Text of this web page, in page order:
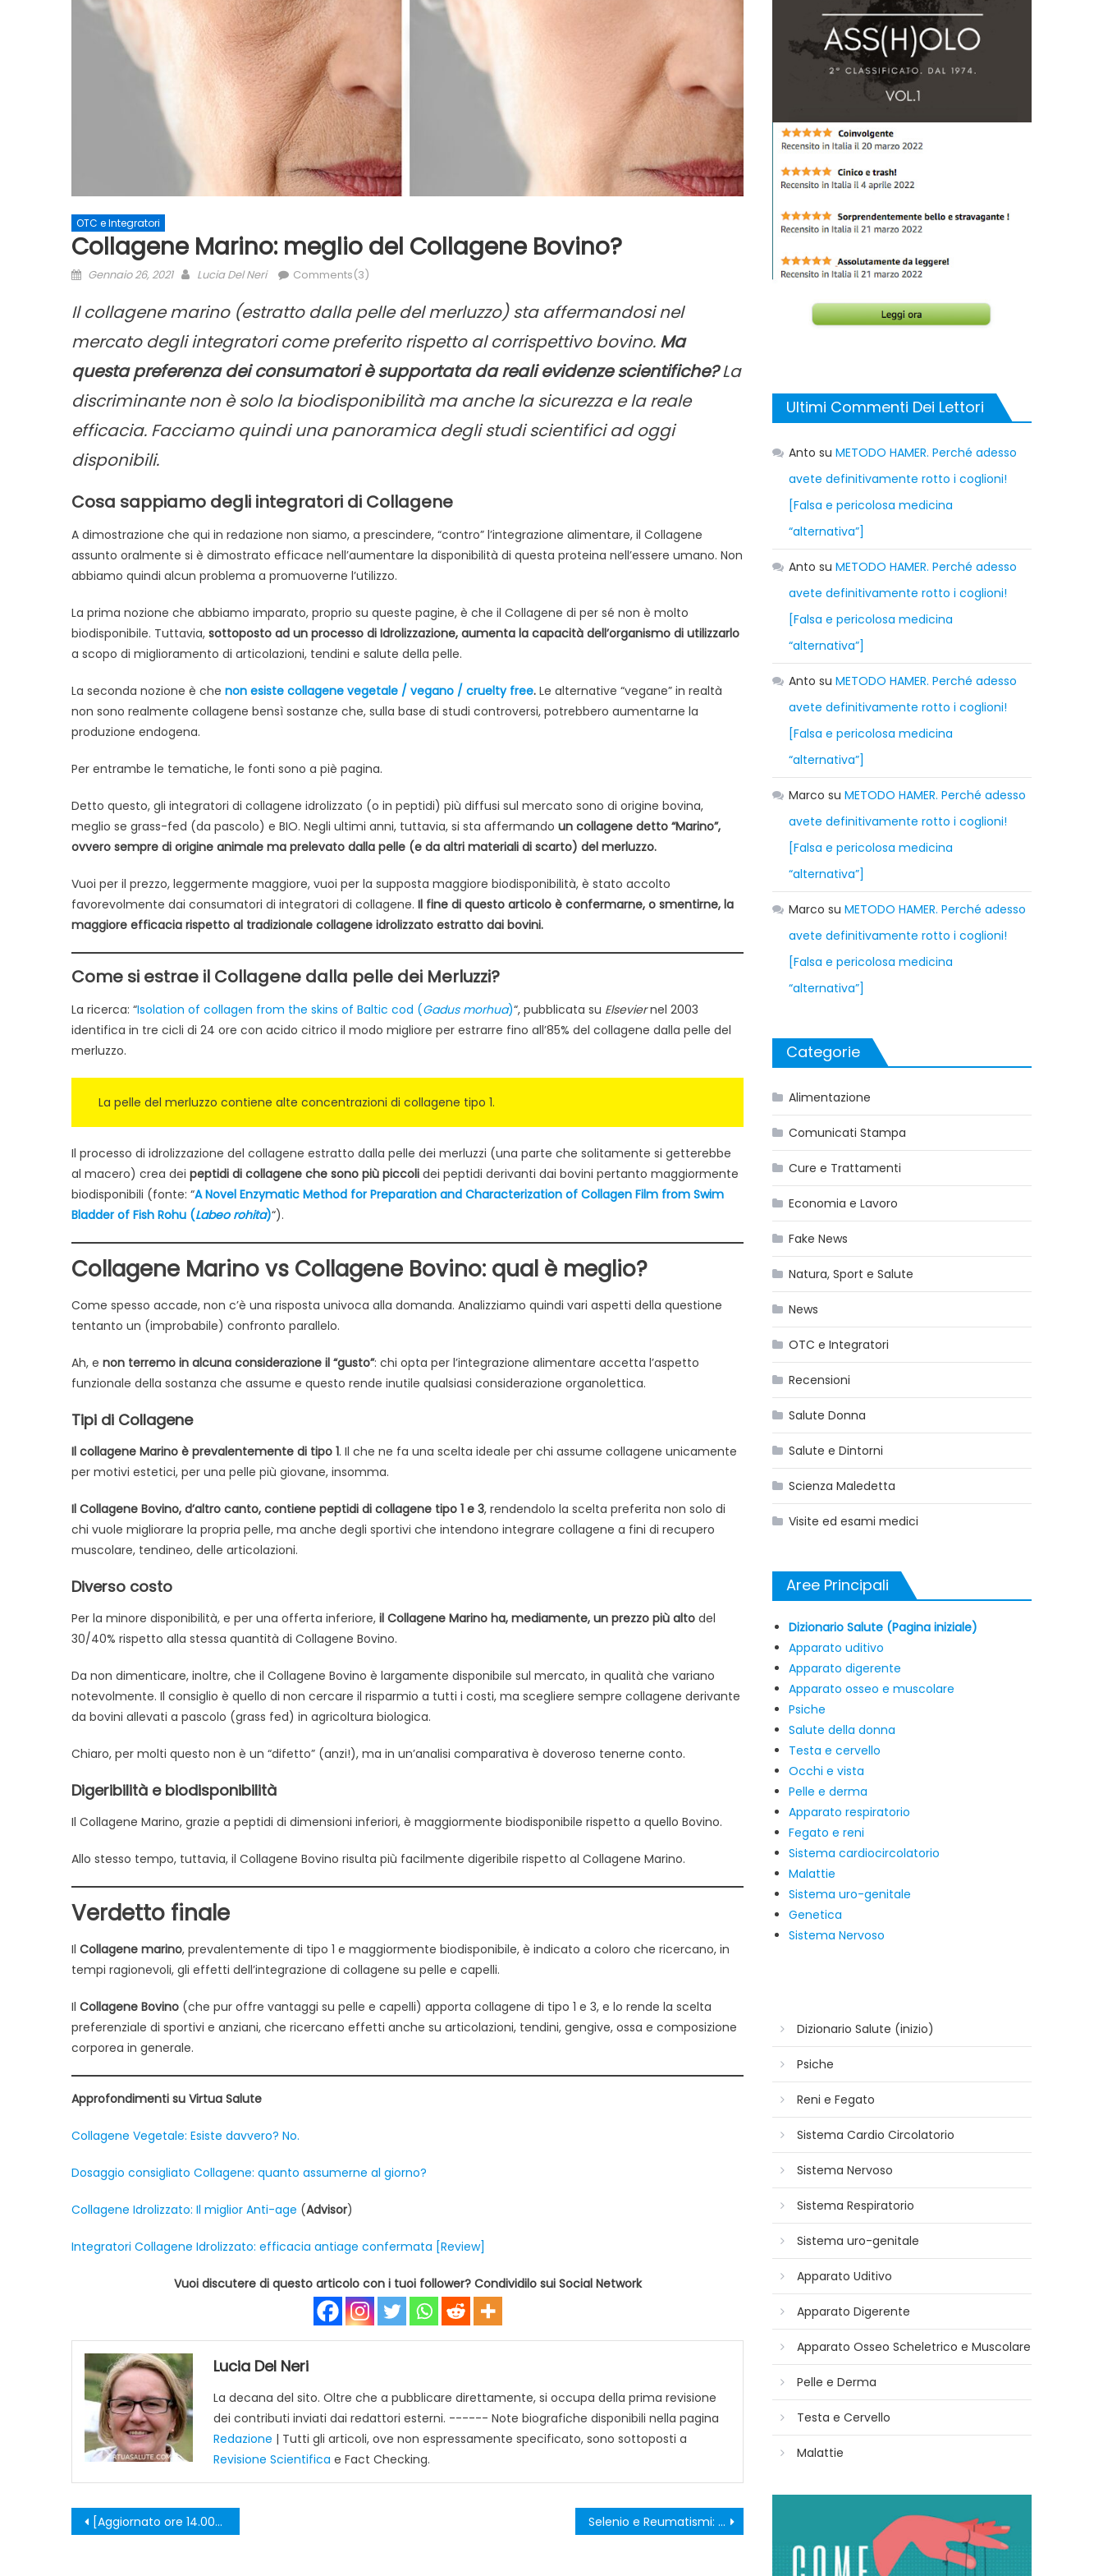
OTC e Integratori
Collagene Marino: meglio del Collagene Bovino?
Posted
Gennaio 26, 2021 Author
Lucia Del Neri Comments(3)
Il collagene marino (estratto dalla pelle del merluzzo) sta affermandosi nel
mercato degli integratori come preferito rispetto al corrispettivo bovino. Ma
questa preferenza dei consumatori è supportata da reali evidenze scientifiche?La
discriminante non è solo la biodisponibilità ma anche la sicurezza e la reale
efficacia. Facciamo quindi una panoramica degli studi scientifici ad oggi
disponibili.
Cosa sappiamo degli integratori di Collagene
A dimostrazione che qui in redazione non siamo, a prescindere, “contro” l’integrazione alimentare, il Collagene
assunto oralmente si è dimostrato efficace nell’aumentare la disponibilità di questa proteina nell’essere umano. Non
abbiamo quindi alcun problema a promuoverne l’utilizzo.
La prima nozione che abbiamo imparato, proprio su queste pagine, è che il Collagene di per sé non è molto
biodisponibile. Tuttavia, sottoposto ad un processo di Idrolizzazione, aumenta la capacità dell’organismo di utilizzarlo
a scopo di miglioramento di articolazioni, tendini e salute della pelle.
La seconda nozione è che non esiste collagene vegetale / vegano / cruelty free. Le alternative “vegane” in realtà
non sono realmente collagene bensì sostanze che, sulla base di studi controversi, potrebbero aumentarne la
produzione endogena.
Per entrambe le tematiche, le fonti sono a piè pagina.
Detto questo, gli integratori di collagene idrolizzato (o in peptidi) più diffusi sul mercato sono di origine bovina,
meglio se grass-fed (da pascolo) e BIO. Negli ultimi anni, tuttavia, si sta affermando un collagene detto “Marino”,
ovvero sempre di origine animale ma prelevato dalla pelle (e da altri materiali di scarto) del merluzzo.
Vuoi per il prezzo, leggermente maggiore, vuoi per la supposta maggiore biodisponibilità, è stato accolto
favorevolmente dai consumatori di integratori di collagene. Il fine di questo articolo è confermarne, o smentirne, la
maggiore efficacia rispetto al tradizionale collagene idrolizzato estratto dai bovini.
Come si estrae il Collagene dalla pelle dei Merluzzi?
La ricerca: “Isolation of collagen from the skins of Baltic cod (Gadus morhua)“, pubblicata su Elseviernel 2003
identifica in tre cicli di 24 ore con acido citrico il modo migliore per estrarre fino all’85% del collagene dalla pelle del
merluzzo.
La pelle del merluzzo contiene alte concentrazioni di collagene tipo 1.
Il processo di idrolizzazione del collagene estratto dalla pelle dei merluzzi (una parte che solitamente si getterebbe
al macero) crea dei peptidi di collagene che sono più piccoli dei peptidi derivanti dai bovini pertanto maggiormente
biodisponibili (fonte: “A Novel Enzymatic Method for Preparation and Characterization of Collagen Film from Swim
Bladder of Fish Rohu (Labeo rohita)“).
Collagene Marino vs Collagene Bovino: qual è meglio?
Come spesso accade, non c’è una risposta univoca alla domanda. Analizziamo quindi vari aspetti della questione
tentanto un (improbabile) confronto parallelo.
Ah, e non terremo in alcuna considerazione il “gusto”: chi opta per l’integrazione alimentare accetta l’aspetto
funzionale della sostanza che assume e questo rende inutile qualsiasi considerazione organolettica.
Tipi di Collagene
Il collagene Marino è prevalentemente di tipo 1. Il che ne fa una scelta ideale per chi assume collagene unicamente
per motivi estetici, per una pelle più giovane, insomma.
Il Collagene Bovino, d’altro canto, contiene peptidi di collagene tipo 1 e 3, rendendolo la scelta preferita non solo di
chi vuole migliorare la propria pelle, ma anche degli sportivi che intendono integrare collagene a fini di recupero
muscolare, tendineo, delle articolazioni.
Diverso costo
Per la minore disponibilità, e per una offerta inferiore, il Collagene Marino ha, mediamente, un prezzo più alto del
30/40% rispetto alla stessa quantità di Collagene Bovino.
Da non dimenticare, inoltre, che il Collagene Bovino è largamente disponibile sul mercato, in qualità che variano
notevolmente. Il consiglio è quello di non cercare il risparmio a tutti i costi, ma scegliere sempre collagene derivante
da bovini allevati a pascolo (grass fed) in agricoltura biologica.
Chiaro, per molti questo non è un “difetto” (anzi!), ma in un’analisi comparativa è doveroso tenerne conto.
Digeribilità e biodisponibilità
Il Collagene Marino, grazie a peptidi di dimensioni inferiori, è maggiormente biodisponibile rispetto a quello Bovino.
Allo stesso tempo, tuttavia, il Collagene Bovino risulta più facilmente digeribile rispetto al Collagene Marino.
Verdetto finale
Il Collagene marino, prevalentemente di tipo 1 e maggiormente biodisponibile, è indicato a coloro che ricercano, in
tempi ragionevoli, gli effetti dell’integrazione di collagene su pelle e capelli.
Il Collagene Bovino (che pur offre vantaggi su pelle e capelli) apporta collagene di tipo 1 e 3, e lo rende la scelta
preferenziale di sportivi e anziani, che ricercano effetti anche su articolazioni, tendini, gengive, ossa e composizione
corporea in generale.
Approfondimenti su Virtua Salute
Collagene Vegetale: Esiste davvero? No.
Dosaggio consigliato Collagene: quanto assumerne al giorno?
Collagene Idrolizzato: Il miglior Anti-age (Advisor)
Integratori Collagene Idrolizzato: efficacia antiage confermata [Review]
Vuoi discutere di questo articolo con i tuoi follower? Condividilo sui Social Network
Lucia Del Neri
La decana del sito. Oltre che a pubblicare direttamente, si occupa della prima revisione
dei contributi inviati dai redattori esterni. ------ Note biografiche disponibili nella pagina
Redazione | Tutti gli articoli, ove non espressamente specificato, sono sottoposti a
Revisione Scientifica e Fact Checking.
Navigazione
[Aggiornato ore 14.00] Italia e Olimpiadi: serve un Decreto entro 24 ore. Selenio e Reumatismi: funziona? NO.
Ultimi Commenti Dei Lettori
Anto suMETODO HAMER. Perché adesso
avete definitivamente rotto i coglioni!
[Falsa e pericolosa medicina
“alternativa”]
Anto suMETODO HAMER. Perché adesso
avete definitivamente rotto i coglioni!
[Falsa e pericolosa medicina
“alternativa”]
Anto suMETODO HAMER. Perché adesso
avete definitivamente rotto i coglioni!
[Falsa e pericolosa medicina
“alternativa”]
Marco suMETODO HAMER. Perché adesso
avete definitivamente rotto i coglioni!
[Falsa e pericolosa medicina
“alternativa”]
Marco suMETODO HAMER. Perché adesso
avete definitivamente rotto i coglioni!
[Falsa e pericolosa medicina
“alternativa”]
Categorie
Alimentazione
Comunicati Stampa
Cure e Trattamenti
Economia e Lavoro
Fake News
Natura, Sport e Salute
News
OTC e Integratori
Recensioni
Salute Donna
Salute e Dintorni
Scienza Maledetta
Visite ed esami medici
Aree Principali
Dizionario Salute (Pagina iniziale)
Apparato uditivo
Apparato digerente
Apparato osseo e muscolare
Psiche
Salute della donna
Testa e cervello
Occhi e vista
Pelle e derma
Apparato respiratorio
Fegato e reni
Sistema cardiocircolatorio
Malattie
Sistema uro-genitale
Genetica
Sistema Nervoso
Dizionario Salute (inizio)
Psiche
Reni e Fegato
Sistema Cardio Circolatorio
Sistema Nervoso
Sistema Respiratorio
Sistema uro-genitale
Apparato Uditivo
Apparato Digerente
Apparato Osseo Scheletrico e Muscolare
Pelle e Derma
Testa e Cervello
Malattie